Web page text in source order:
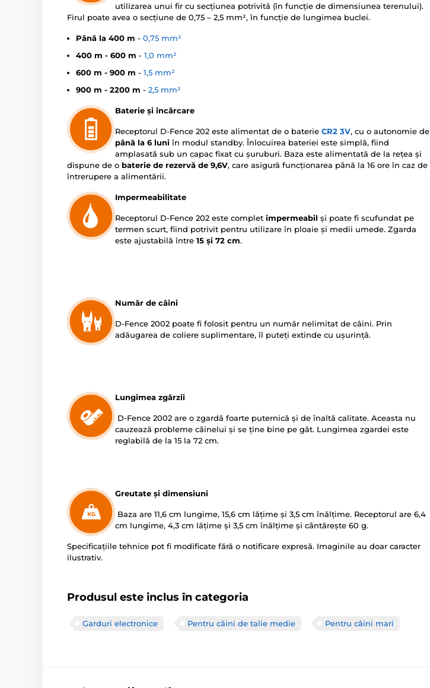
utilizarea unui fir cu secțiunea potrivită (în funcție de dimensiunea terenului).
Firul poate avea o secțiune de 0,75 – 2,5 mm², în funcție de lungimea buclei.
Până la 400 m - 0,75 mm²
400 m - 600 m - 1,0 mm²
600 m - 900 m - 1,5 mm²
900 m - 2200 m - 2,5 mm²
Baterie și încărcare
Receptorul D-Fence 202 este alimentat de o baterie CR2 3V, cu o autonomie de
până la 6 luni în modul standby. Înlocuirea bateriei este simplă, fiind
amplasată sub un capac fixat cu șuruburi. Baza este alimentată de la rețea și
dispune de o baterie de rezervă de 9,6V, care asigură funcționarea până la 16 ore în caz de
întrerupere a alimentării.
Impermeabilitate
Receptorul D-Fence 202 este complet impermeabil și poate fi scufundat pe
termen scurt, fiind potrivit pentru utilizare în ploaie și medii umede. Zgarda
este ajustabilă între 15 și 72 cm.
Număr de câini
D-Fence 2002 poate fi folosit pentru un număr nelimitat de câini. Prin
adăugarea de coliere suplimentare, îl puteți extinde cu ușurință.
Lungimea zgărzii
D-Fence 2002 are o zgardă foarte puternică și de înaltă calitate. Aceasta nu
cauzează probleme câinelui și se ține bine pe gât. Lungimea zgardei este
reglabilă de la 15 la 72 cm.
Greutate și dimensiuni
Baza are 11,6 cm lungime, 15,6 cm lățime și 3,5 cm înălțime. Receptorul are 6,4
cm lungime, 4,3 cm lățime și 3,5 cm înălțime și cântărește 60 g.
Specificațiile tehnice pot fi modificate fără o notificare expresă. Imaginile au doar caracter
ilustrativ.
Produsul este inclus în categoria
Garduri electronice Pentru câini de talie medie Pentru câini mari